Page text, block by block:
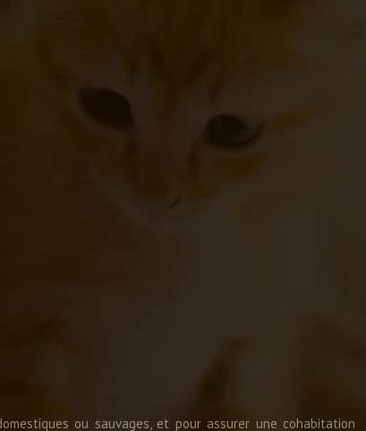
ou sauvages, et pour assurer une cohabitation